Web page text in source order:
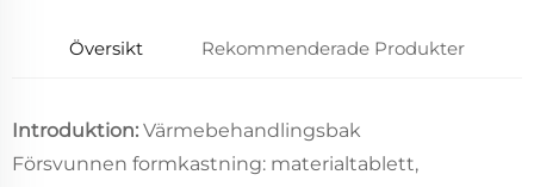
Översikt Rekommenderade Produkter
Introduktion: Värmebehandlingsbak
Försvunnen formkastning: materialtablett,